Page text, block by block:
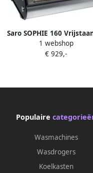
Saro SOPHIE 160
Zwart Roestvrijstaal
1 webshop
€ 929,-
Populaire
Wasmachines
Wasdrogers
Koelkasten